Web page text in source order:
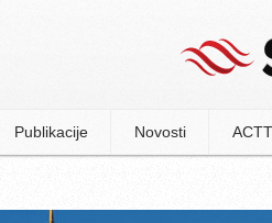
Publikacije Novosti